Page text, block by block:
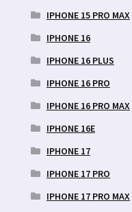
IPHONE 15 PRO MAX
IPHONE 16
IPHONE 16 PLUS
IPHONE 16 PRO
IPHONE 16 PRO MAX
IPHONE 16E
IPHONE 17
IPHONE 17 PRO
IPHONE 17 PRO MAX